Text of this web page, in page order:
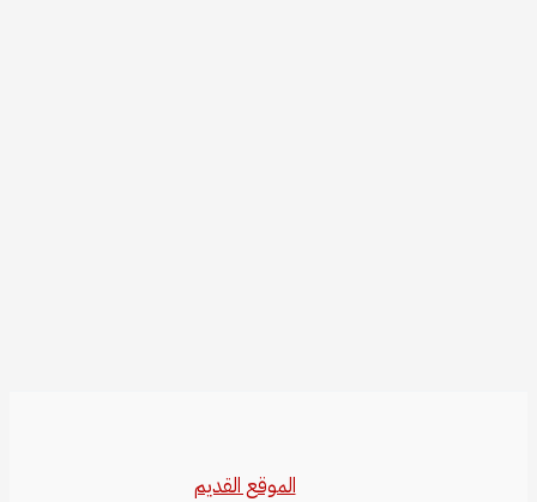
الموقع القديم